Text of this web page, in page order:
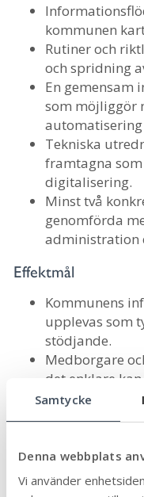
Samtycke
Denna webbplats
Vi använder
kommunen
Rutiner och
och spridning
En gemensam
som möjliggör
Tekniska
framtagna
digitalisering.
Minst två
genomförda
administration
Effektmål
Kommunens
upplevas som
stödjande.
Medborgare
det enklare
information.
En struktur
vidare
En ökad